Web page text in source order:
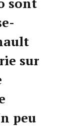
sont
sur
peu